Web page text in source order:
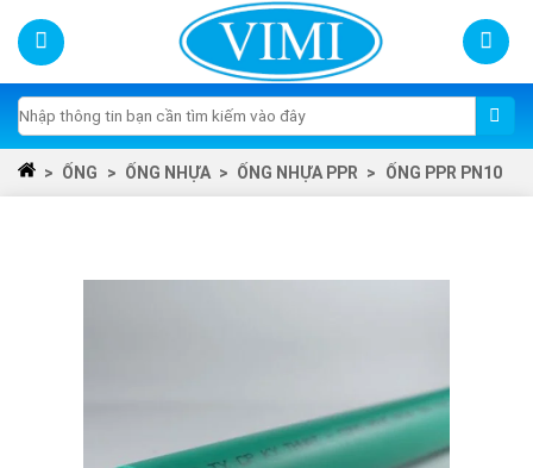
Skip
content
Tìm
kiếm:
> ỐNG > ỐNG NHỰA > ỐNG NHỰA PPR > ỐNG PPR PN10